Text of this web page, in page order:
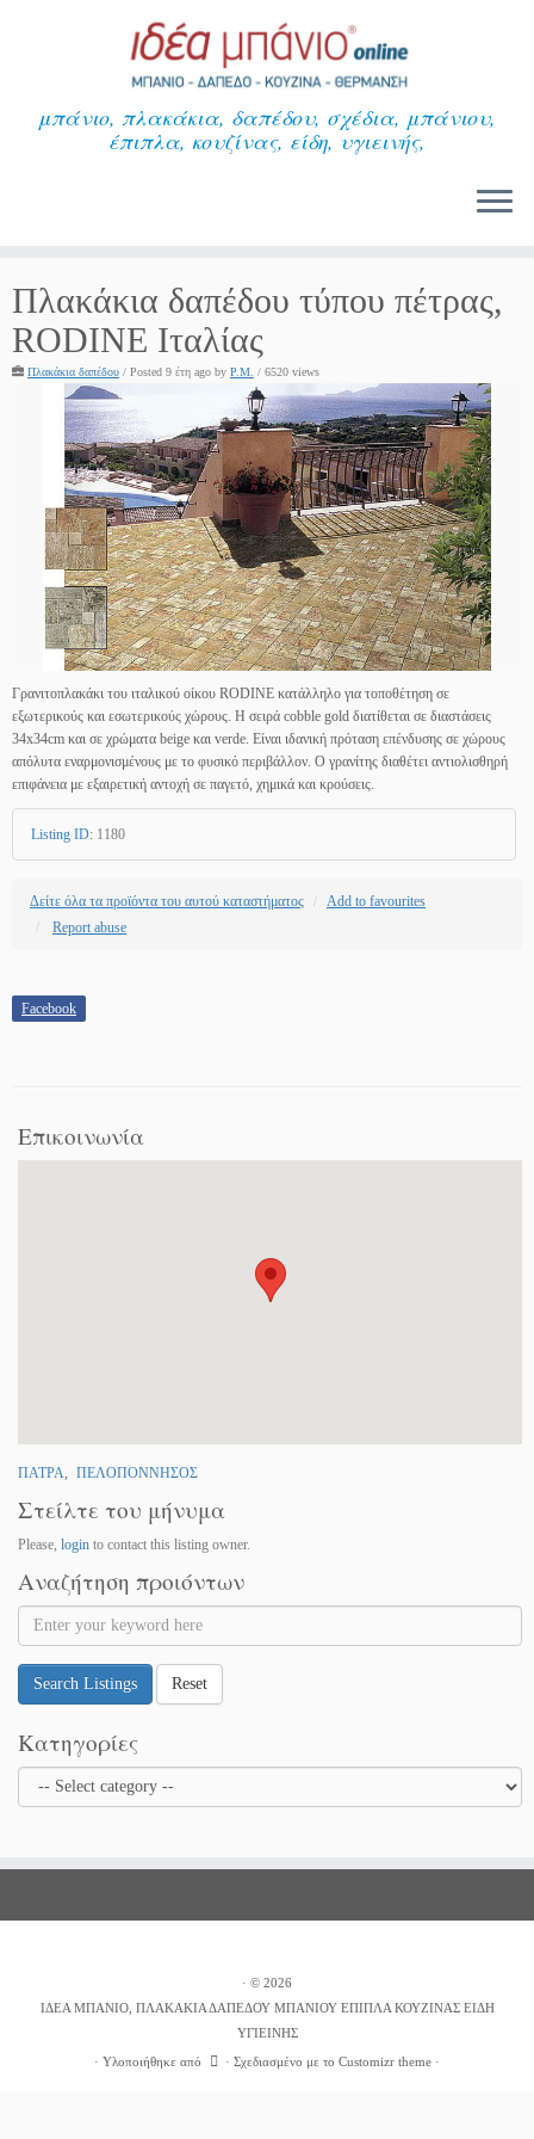
μπάνιο, πλακάκια, δαπέδου, σχέδια, μπάνιου,
έπιπλα, κουζίνας, είδη, υγιεινής,
Πλακάκια δαπέδου τύπου πέτρας,
RODINE Ιταλίας
Πλακάκια δαπέδου / Posted 9 έτη ago by P.M. / 6520 views
Γρανιτοπλακάκι του ιταλικού οίκου RODINE κατάλληλο για τοποθέτηση σε
εξωτερικούς και εσωτερικούς χώρους. Η σειρά cobble gold διατίθεται σε διαστάσεις
34x34cm και σε χρώματα beige και verde. Είναι ιδανική πρόταση επένδυσης σε χώρους
απόλυτα εναρμονισμένους με το φυσικό περιβάλλον. Ο γρανίτης διαθέτει αντιολισθηρή
επιφάνεια με εξαιρετική αντοχή σε παγετό, χημικά και κρούσεις.
Listing ID: 1180
Δείτε όλα τα προϊόντα του αυτού καταστήματος
Add to favourites
Report abuse
Facebook
Επικοινωνία
ΠΑΤΡΑ, ΠΕΛΟΠΟΝΝΗΣΟΣ
Στείλτε του μήνυμα
Please, login to contact this listing owner.
Αναζήτηση προιόντων
Search Listings Reset
Κατηγορίες
· © 2026
ΙΔΕΑ ΜΠΑΝΙΟ, ΠΛΑΚΑΚΙΑ ΔΑΠΕΔΟΥ ΜΠΑΝΙΟΥ ΕΠΙΠΛΑ ΚΟΥΖΙΝΑΣ ΕΙΔΗ
ΥΓΙΕΙΝΗΣ
· Υλοποιήθηκε από · Σχεδιασμένο με το Customizr theme ·